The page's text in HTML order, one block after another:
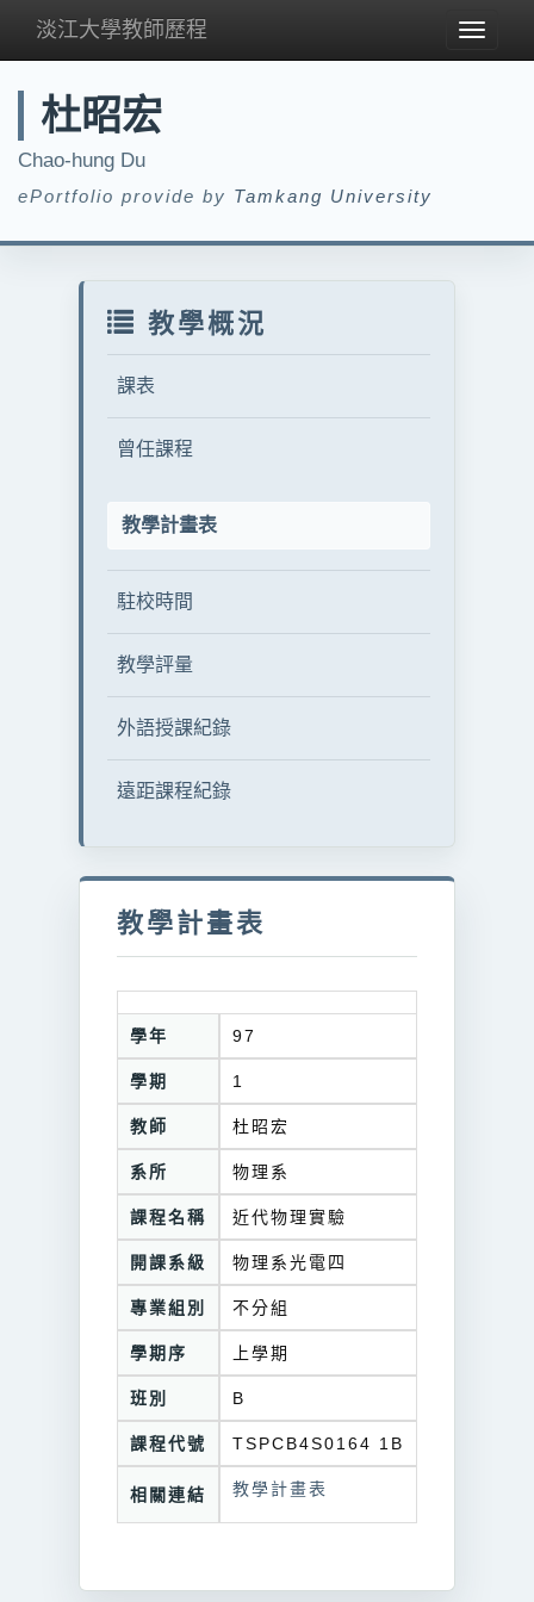
Toggle
淡江大學教師歷程
杜昭宏
Chao-hung Du
ePortfolio provide by Tamkang University
教學概況
課表
曾任課程
教學計畫表
駐校時間
教學評量
外語授課紀錄
遠距課程紀錄
教學計畫表
學年 97
學期 1
教師 杜昭宏
系所 物理系
課程名稱 近代物理實驗
開課系級 物理系光電四
專業組別 不分組
學期序 上學期
班別 B
課程代號 TSPCB4S0164 1B
相關連結 教學計畫表